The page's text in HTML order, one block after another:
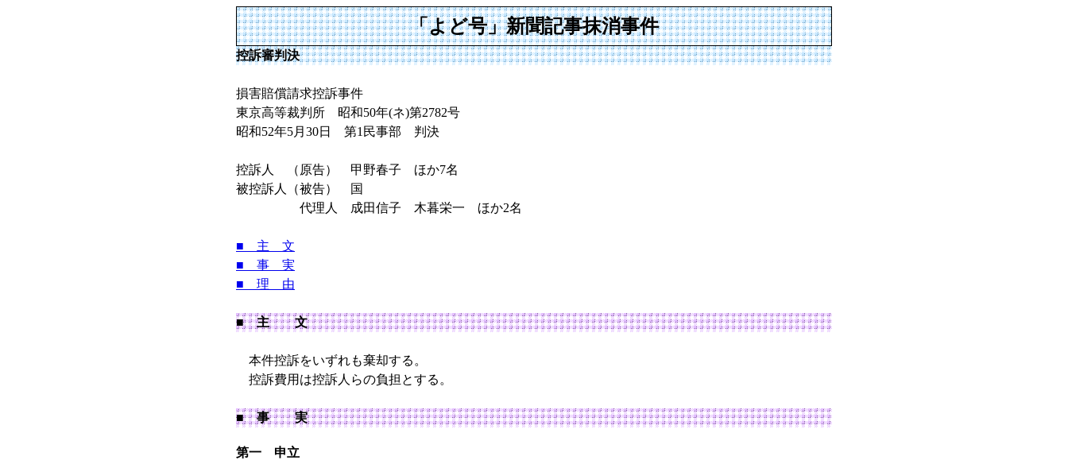
「よど号」新聞記事抹消事件
控訴審判決
損害賠償請求控訴事件
東京高等裁判所 昭和50年(ネ)第2782号
昭和52年5月30日 第1民事部 判決
控訴人 （原告） 甲野春子 ほか7名
被控訴人（被告） 国
代理人 成田信子 木暮栄一 ほか2名
■ 主 文
■ 事 実
■ 理 由
■ 主 文
本件控訴をいずれも棄却する。
控訴費用は控訴人らの負担とする。
■ 事 実
第一 申立